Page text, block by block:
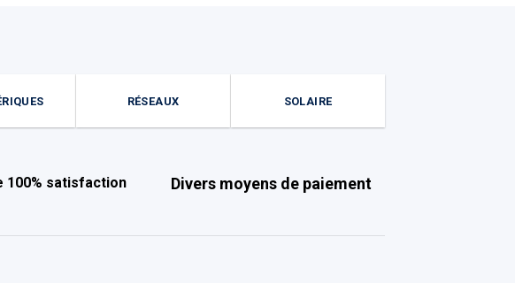
RÉSEAUX SOLAIRE
100% satisfaction Divers moyens de paiement